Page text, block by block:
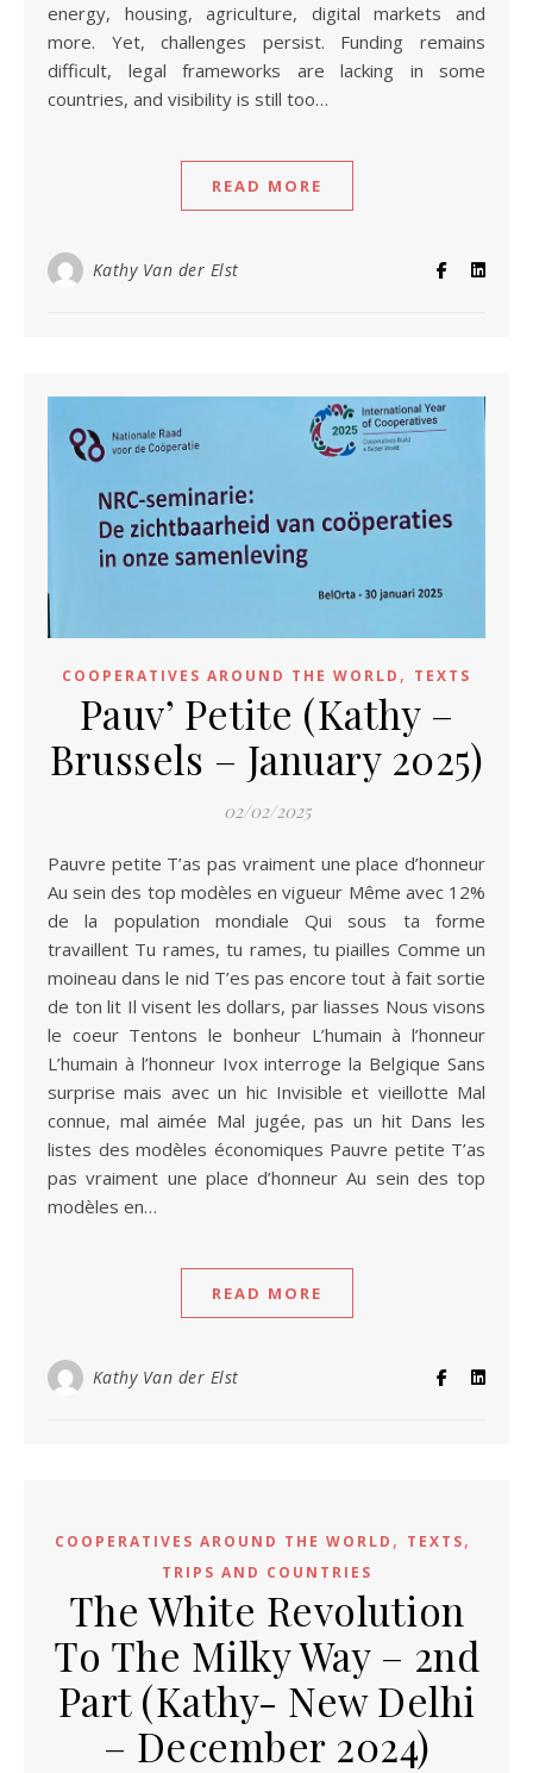
energy, housing, agriculture, digital markets and
more. Yet, challenges persist. Funding remains
difficult, legal frameworks are lacking in some
countries, and visibility is still too…
READ MORE
Kathy Van der Elst
COOPERATIVES AROUND THE WORLD , TEXTS
Pauv’ Petite (Kathy –
Brussels – January 2025)
02/02/2025
Pauvre petite T’as pas vraiment une place d’honneur
Au sein des top modèles en vigueur Même avec 12%
de la population mondiale Qui sous ta forme
travaillent Tu rames, tu rames, tu piailles Comme un
moineau dans le nid T’es pas encore tout à fait sortie
de ton lit Il visent les dollars, par liasses Nous visons
le coeur Tentons le bonheur L’humain à l’honneur
L’humain à l’honneur Ivox interroge la Belgique Sans
surprise mais avec un hic Invisible et vieillotte Mal
connue, mal aimée Mal jugée, pas un hit Dans les
listes des modèles économiques Pauvre petite T’as
pas vraiment une place d’honneur Au sein des top
modèles en…
READ MORE
Kathy Van der Elst
COOPERATIVES AROUND THE WORLD , TEXTS,
TRIPS AND COUNTRIES
The White Revolution
To The Milky Way – 2nd
Part (Kathy- New Delhi
– December 2024)